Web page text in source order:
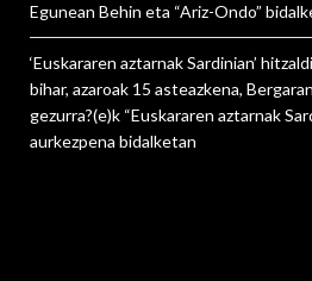
Egunean Behin eta “Ariz-Ondo”
‘Euskararen aztarnak Sardinian’
bihar, azaroak 15 asteazkena,
gezurra?(e)k “Euskararen aztarnak
aurkezpena bidalketan